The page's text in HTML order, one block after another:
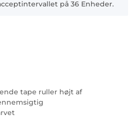
tape ruller højt af
på 36 Enheder.